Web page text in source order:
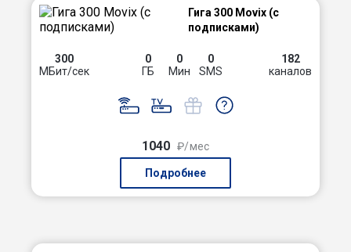
Гига 300 Movix (с
подписками)
300
МБит/сек
0
ГБ
0
Мин
0
SMS
182
каналов
1040 ₽/мес
Подробнее